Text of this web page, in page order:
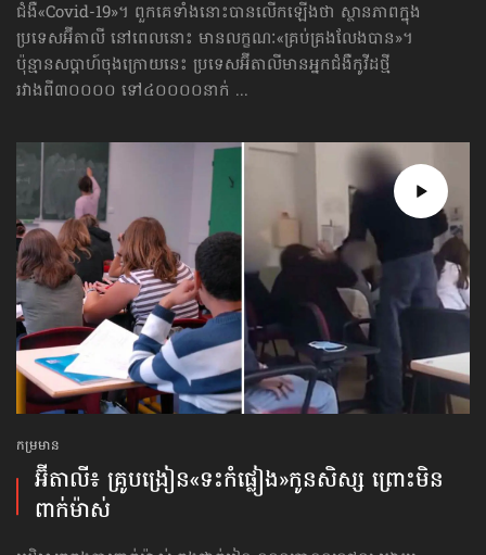
ជំងឺ«Covid-19»។ ពួកគេទាំងនោះបាន​លើកឡើង​ថា ស្ថានភាព​ក្នុង
ប្រទេស​អ៊ីតាលី នៅពេលនោះ មានលក្ខណៈ​«គ្រប់គ្រង​លែងបាន»។
ប៉ុន្មានសប្ដាហ៍ចុងក្រោយនេះ ប្រទេសអ៊ីតាលីមានអ្នកជំងឺកូវីដថ្មី
រវាងពី៣០០០០ ទៅ៤០០០០នាក់ ...
កម្រមាន
អ៊ីតាលី៖ គ្រូបង្រៀន«ទះកំផ្លៀង»កូនសិស្ស ព្រោះមិន
ពាក់ម៉ាស់